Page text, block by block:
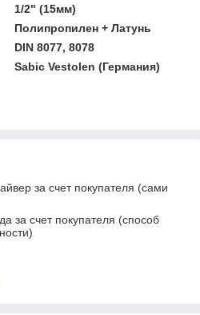
1/2" (15мм)
Полипропилен + Латунь
DIN 8077, 8078
Sabic Vestolen (Германия)
за счет покупателя (сами
за счет покупателя (способ